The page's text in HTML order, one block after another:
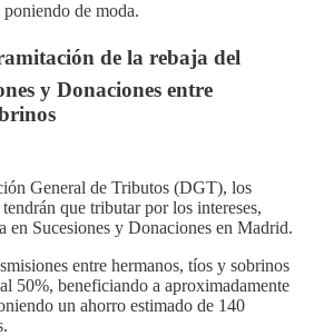
de moda.
de la rebaja del
y Donaciones entre
General de Tributos (DGT), los
que tributar por los intereses,
en Sucesiones y Donaciones en Madrid.
entre hermanos, tíos y sobrinos
50%, beneficiando a aproximadamente
un ahorro estimado de 140